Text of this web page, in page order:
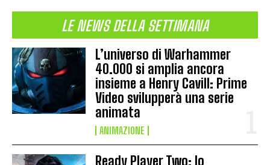
LE NEWS DELLA SETTIMANA
L’universo di Warhammer
40.000 si amplia ancora
insieme a Henry Cavill: Prime
Video svilupperà una serie
animata
ANIMAZIONE
Ready Player Two: lo